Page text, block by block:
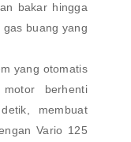
bakar hingga
buang yang
yang otomatis
berhenti
membuat
Vario 125